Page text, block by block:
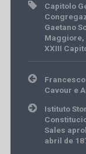
Capitolo
Gaetano
Maggiore,
XXIII
Post
navigation
Cavour e
Istituto
Sales
abril de